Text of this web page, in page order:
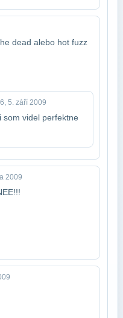
dead alebo hot fuzz
5. září 2009
som videl perfektne
2009